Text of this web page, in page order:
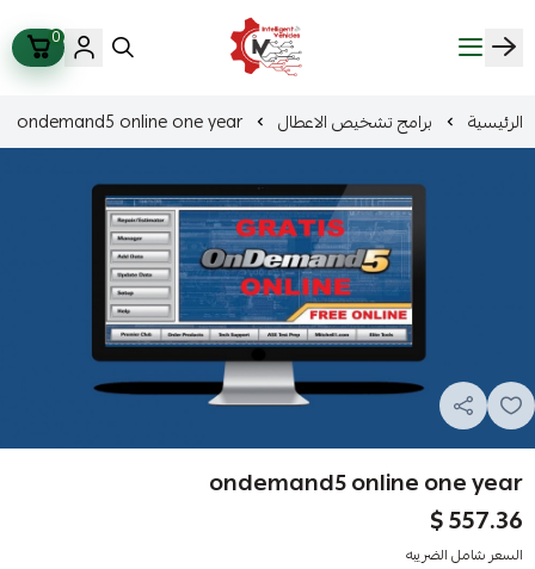
ذكاء المركبات Intelligent Vehicles
0
الرئيسية برامج تشخيص الاعطال ondemand5 online one year
ondemand5 online one year
557.36 $
السعر شامل الضريبه